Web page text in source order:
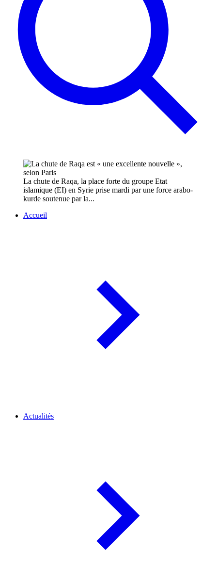
La chute de Raqa, la place forte du groupe Etat
islamique (EI) en Syrie prise mardi par une force arabo-
kurde soutenue par la...
Accueil
Actualités